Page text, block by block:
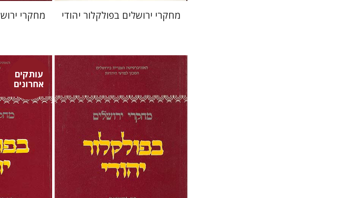
מחקרי ירושלים בפולקלור יהודי מחקרי
גלית חזן-רוקם
תמר
אלכסנדר-פריזר
עותקים
אחרונים
תמר